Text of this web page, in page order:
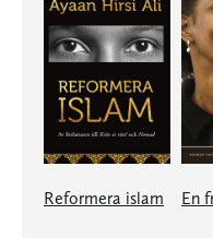
Reformera islam En